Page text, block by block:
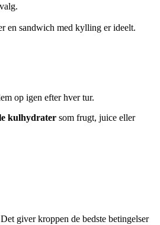
en sandwich med kylling er ideelt.
op igen efter hver tur.
kulhydrater som frugt, juice eller
giver kroppen de bedste betingelser